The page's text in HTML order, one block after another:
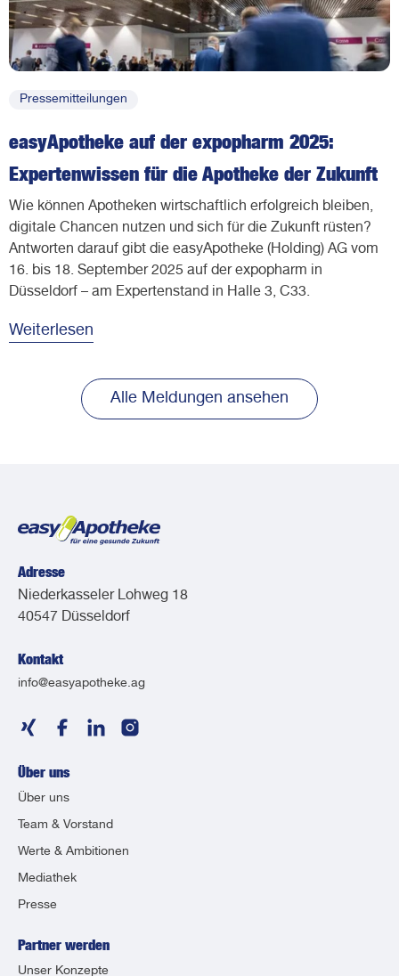
Pressemitteilungen
easyApotheke auf der expopharm 2025:
Expertenwissen für die Apotheke der Zukunft
Wie können Apotheken wirtschaftlich erfolgreich bleiben,
digitale Chancen nutzen und sich für die Zukunft rüsten?
Antworten darauf gibt die easyApotheke (Holding) AG vom
16. bis 18. September 2025 auf der expopharm in
Düsseldorf – am Expertenstand in Halle 3, C33.
Weiterlesen
Alle Meldungen ansehen
Adresse
Niederkasseler Lohweg 18
40547 Düsseldorf
Kontakt
info@easyapotheke.ag
Über uns
Über uns
Team & Vorstand
Werte & Ambitionen
Mediathek
Presse
Partner werden
Unser Konzepte